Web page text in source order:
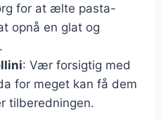
for at ælte pasta-
opnå en glat og
: Vær forsigtig med
for meget kan få dem
tilberedningen.